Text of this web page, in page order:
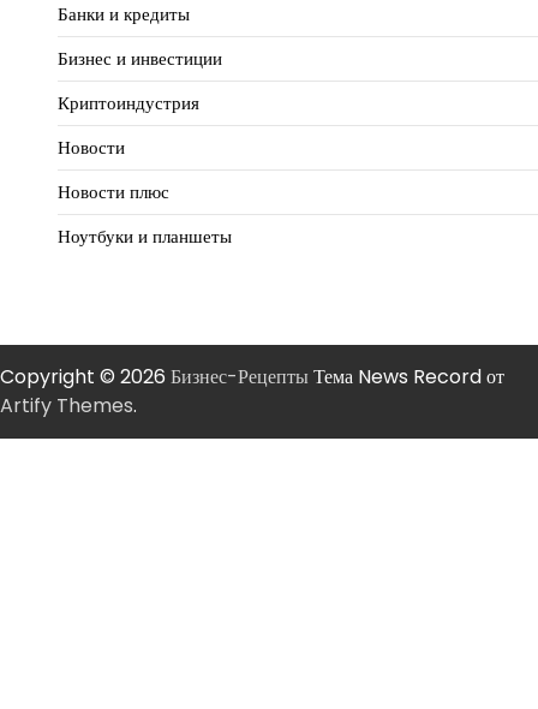
Банки и кредиты
Бизнес и инвестиции
Криптоиндустрия
Новости
Новости плюс
Ноутбуки и планшеты
Copyright © 2026 Бизнес-РецептыТема News Record от
Artify Themes.